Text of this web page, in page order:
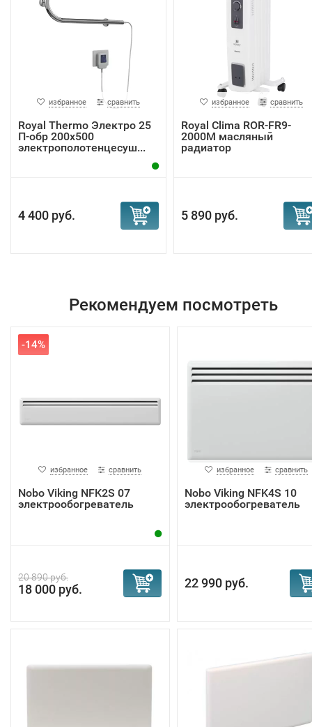
избранное сравнить
Royal Thermo Электро 25
П-обр 200х500
электрополотенцесуш...
4 400 руб.
избранное сравнить
Royal Clima ROR-FR9-
2000M масляный
радиатор
5 890 руб.
Рекомендуем посмотреть
-14%
избранное сравнить
Nobo Viking NFK2S 07
электрообогреватель
20 890 руб.
18 000 руб.
избранное сравнить
Nobo Viking NFK4S 10
электрообогреватель
22 990 руб.